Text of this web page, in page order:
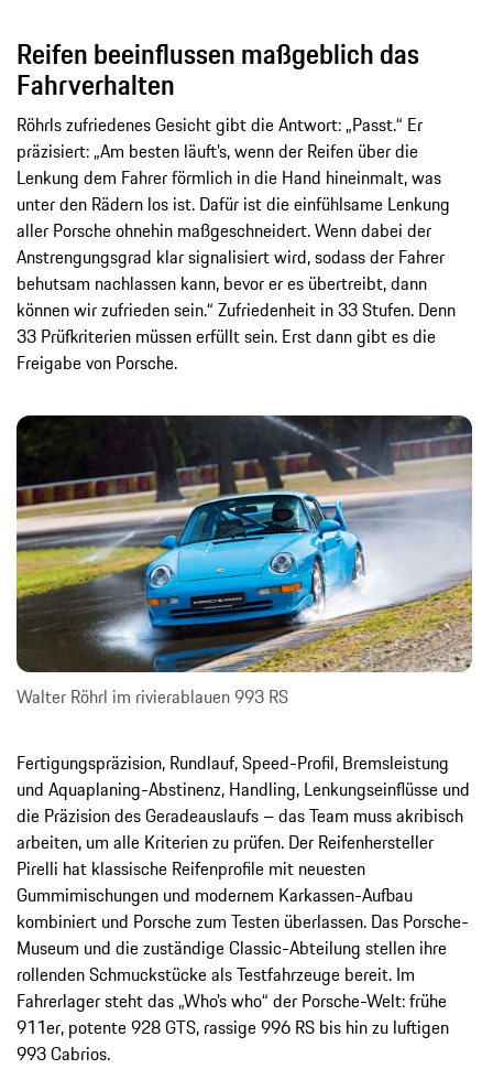
Reifen beeinflussen maßgeblich das
Fahrverhalten
Röhrls zufriedenes Gesicht gibt die Antwort: „Passt.“ Er
präzisiert: „Am besten läuft’s, wenn der Reifen über die
Lenkung dem Fahrer förmlich in die Hand hineinmalt, was
unter den Rädern los ist. Dafür ist die einfühlsame Lenkung
aller Porsche ohnehin maßgeschneidert. Wenn dabei der
Anstrengungsgrad klar signalisiert wird, sodass der Fahrer
behutsam nachlassen kann, bevor er es übertreibt, dann
können wir zufrieden sein.“ Zufriedenheit in 33 Stufen. Denn
33 Prüfkriterien müssen erfüllt sein. Erst dann gibt es die
Freigabe von Porsche.
Walter Röhrl im rivierablauen 993 RS
Fertigungspräzision, Rundlauf, Speed-Profil, Bremsleistung
und Aquaplaning-Abstinenz, Handling, Lenkungseinflüsse und
die Präzision des Geradeauslaufs – das Team muss akribisch
arbeiten, um alle Kriterien zu prüfen. Der Reifenhersteller
Pirelli hat klassische Reifenprofile mit neuesten
Gummimischungen und modernem Karkassen-Aufbau
kombiniert und Porsche zum Testen überlassen. Das Porsche-
Museum und die zuständige Classic-Abteilung stellen ihre
rollenden Schmuckstücke als Testfahrzeuge bereit. Im
Fahrerlager steht das „Who’s who“ der Porsche-Welt: frühe
911er, potente 928 GTS, rassige 996 RS bis hin zu luftigen
993 Cabrios.